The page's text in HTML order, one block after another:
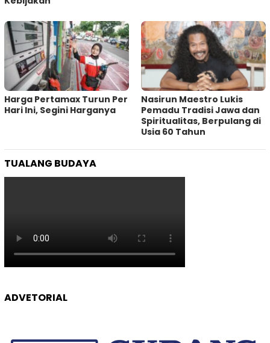
Harga Pertamax Turun Per
Hari Ini, Segini Harganya
‎Nasirun Maestro Lukis
Pemadu Tradisi Jawa dan
Spiritualitas, Berpulang di
Usia 60 Tahun
TUALANG BUDAYA
ADVETORIAL